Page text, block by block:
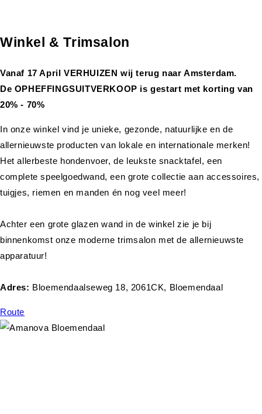
Winkel & Trimsalon
Vanaf 17 April VERHUIZEN wij terug naar Amsterdam.
De OPHEFFINGSUITVERKOOP is gestart met korting van
20% - 70%
In onze winkel vind je unieke, gezonde, natuurlijke en de
allernieuwste producten van lokale en internationale merken!
Het allerbeste hondenvoer, de leukste snacktafel, een
complete speelgoedwand, een grote collectie aan accessoires,
tuigjes, riemen en manden én nog veel meer!
Achter een grote glazen wand in de winkel zie je bij
binnenkomst onze moderne trimsalon met de allernieuwste
apparatuur!
Adres: Bloemendaalseweg 18, 2061CK, Bloemendaal
Route